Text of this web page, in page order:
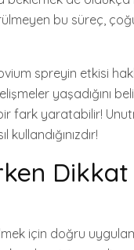
bu süreç,
spreyin etkisi
yaşadığını
fark yaratabilir!
Dikkat
için doğru